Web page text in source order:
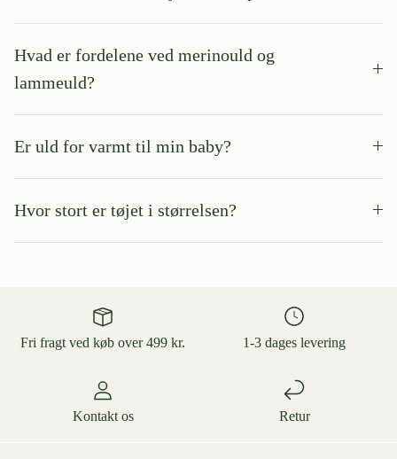
Hvad er fordelene ved merinould og
lammeuld?
Er uld for varmt til min baby?
Hvor stort er tøjet i størrelsen?
Fri fragt ved køb over 499 kr. 1-3 dages levering
Kontakt os Retur